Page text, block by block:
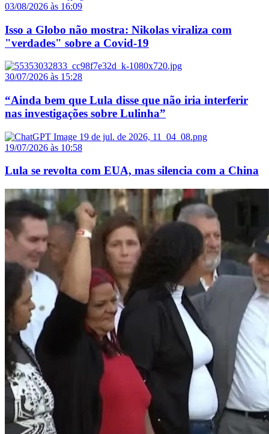
03/08/2026 às 16:09
Isso a Globo não mostra: Nikolas viraliza com
"verdades" sobre a Covid-19
30/07/2026 às 15:28
“Ainda bem que Lula disse que não iria interferir
nas investigações sobre Lulinha”
19/07/2026 às 10:58
Lula se revolta com EUA, mas silencia com a China